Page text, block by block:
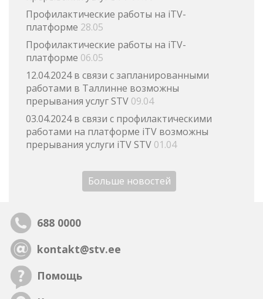
Профилактические работы на iTV-
платформе 28.05
Профилактические работы на iTV-
платформе 06.05
12.04.2024 в связи с запланированными
работами в Таллинне возможны
прерывания услуг STV 09.04
03.04.2024 в связи с профилактическими
работами на платформе iTV возможны
прерывания услуги iTV STV 01.04
Больше новостей
688 0000
kontakt@stv.ee
Помощь